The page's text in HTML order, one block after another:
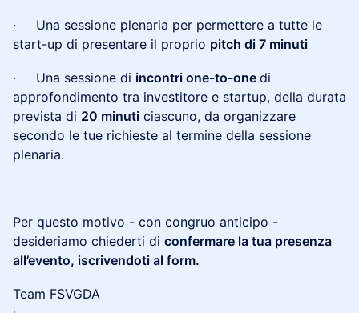
​​· Una sessione plenaria per permettere a tutte le
start-up di presentare il proprio pitch di 7 minuti
​​· Una sessione di incontri one-to-one di
approfondimento tra investitore e startup, della durata
prevista di 20 minuti ciascuno, da organizzare
secondo le tue richieste al termine della sessione
plenaria.
​​Per questo motivo - con congruo anticipo -
desideriamo chiederti di confermare la tua presenza
all’evento, iscrivendoti al form.
​​​Team FSVGDA